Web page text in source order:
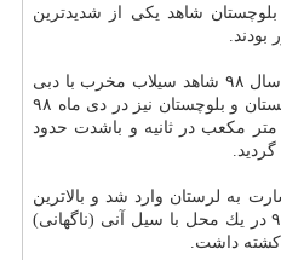
شاهد یكی از شدیدترین
*استان گلستان در فروردین ماه سال ۹۸ شاهد سیلاب مخرب با دبی
۵۷۰ متر مكعب در ثانیه بود و سیستان و بلوچستان نیز در دی ماه ۹۸
با سیلاب سهمگینی با دبی ۳۵۰۰ متر مكعب در ثانیه و باشدت حدود
به لرستان وارد شد و بالاترین
آمار تلفات جانی سیل در سال ۹۸ در یك محل با سیل آنی (ناگهانی)